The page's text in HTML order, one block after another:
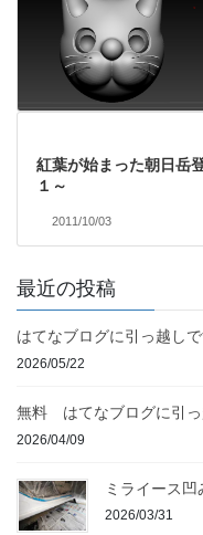
紅葉が始まった朝日岳
１～
2011/10/03
最近の投稿
はてなブログに引っ越しで
2026/05/22
無料 はてなブログに引っ
2026/04/09
ミライース
2026/03/31